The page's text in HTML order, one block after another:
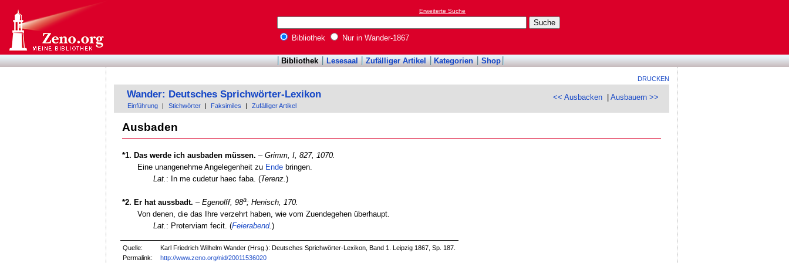
Erweiterte Suche
Bibliothek Nur in Wander-1867
Bibliothek Lesesaal Zufälliger Artikel Kategorien Shop
DRUCKEN
<< Ausbacken |Ausbauern >>
Wander: Deutsches Sprichwörter-Lexikon
Einführung Stichwörter Faksimiles Zufälliger Artikel
Ausbaden
*1. Das werde ich ausbaden müssen. – Grimm, I, 827, 1070.
Eine unangenehme Angelegenheit zu Ende bringen.
Lat. : In me cudetur haec faba. (Terenz. )
*2. Er hat aussbadt. – Egenolff, 98a; Henisch, 170.
Von denen, die das Ihre verzehrt haben, wie vom Zuendegehen überhaupt.
Lat. : Proterviam fecit. (Feierabend.)
Quelle:
Karl Friedrich Wilhelm Wander (Hrsg.): Deutsches Sprichwörter-Lexikon, Band 1. Leipzig 1867, Sp. 187.
Permalink:
http://www.zeno.org/nid/20011536020